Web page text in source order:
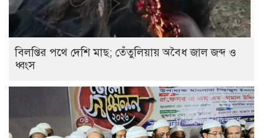
বিলপ্তির পথে দেশি মাছ; তেঁতুলিয়ায় অবৈধ জাল জব্দ ও
ধ্বংস